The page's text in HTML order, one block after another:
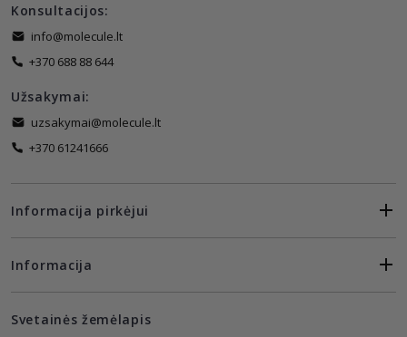
Konsultacijos:
info@molecule.lt
+370 688 88 644
Užsakymai:
uzsakymai@molecule.lt
+370 61241666
Informacija pirkėjui
Informacija
Svetainės žemėlapis